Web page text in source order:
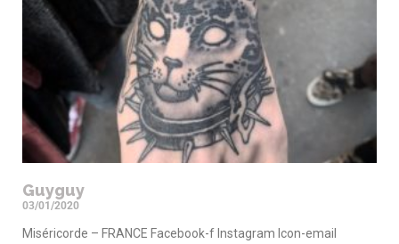
Guyguy
03/01/2020
Miséricorde – FRANCE Facebook-f Instagram Icon-email